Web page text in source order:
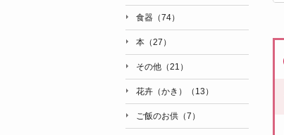
食器（74）
本（27）
その他（21）
花卉（かき）（13）
ご飯のお供（7）